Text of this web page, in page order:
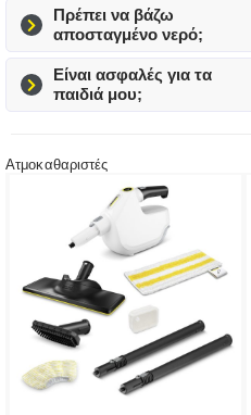
Πρέπει να βάζω
αποσταγμένο νερό;
Είναι ασφαλές για τα
παιδιά μου;
Ατμοκαθαριστές